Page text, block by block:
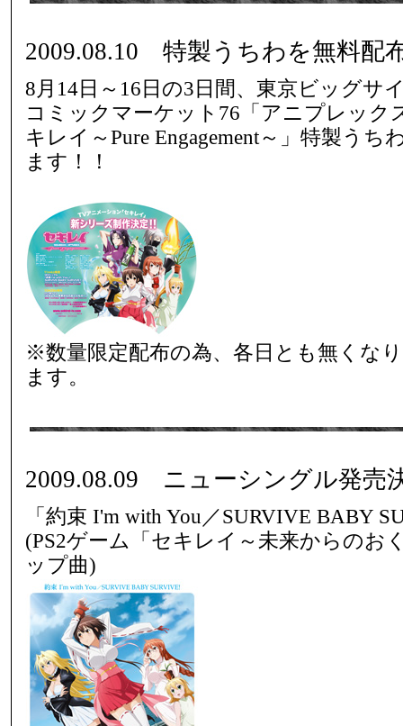
2009.08.10 特製うちわを無料配
8月14日～16日の3日間、東京ビッグサ
コミックマーケット76「アニプレック
キレイ～Pure Engagement～」特製うち
ます！！
※数量限定配布の為、各日とも無くな
ます。
2009.08.09 ニューシングル発売
「約束 I'm with You／SURVIVE BABY
(PS2ゲーム「セキレイ～未来からのお
ップ曲)